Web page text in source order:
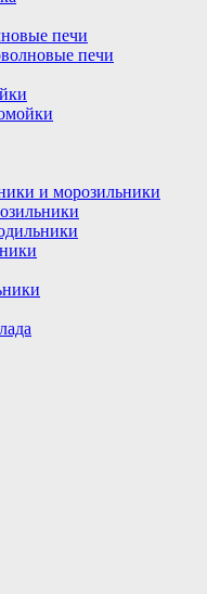
печи
печи
и морозильники